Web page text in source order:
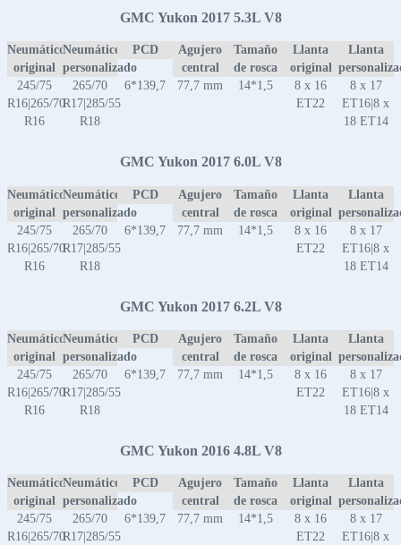
GMC Yukon 2017 5.3L V8
Neumático
original
Neumático
personalizado
PCD
Agujero
central
Tamaño
de rosca
Llanta
original
Llanta
245/75
R16|265/70
R16
265/70
R17|285/55
R18
6*139,7 77,7 mm 14*1,5
8 x 16
ET22
8 x 17
ET16|8 x
18 ET14
GMC Yukon 2017 6.0L V8
Neumático
original
Neumático
personalizado
PCD
Agujero
central
Tamaño
de rosca
Llanta
original
Llanta
245/75
R16|265/70
R16
265/70
R17|285/55
R18
6*139,7 77,7 mm 14*1,5
8 x 16
ET22
8 x 17
ET16|8 x
18 ET14
GMC Yukon 2017 6.2L V8
Neumático
original
Neumático
personalizado
PCD
Agujero
central
Tamaño
de rosca
Llanta
original
Llanta
245/75
R16|265/70
R16
265/70
R17|285/55
R18
6*139,7 77,7 mm 14*1,5
8 x 16
ET22
8 x 17
ET16|8 x
18 ET14
GMC Yukon 2016 4.8L V8
Neumático
original
Neumático
personalizado
PCD
Agujero
central
Tamaño
de rosca
Llanta
original
Llanta
245/75
R16|265/70
265/70
R17|285/55
6*139,7 77,7 mm 14*1,5
8 x 16
ET22
8 x 17
ET16|8 x